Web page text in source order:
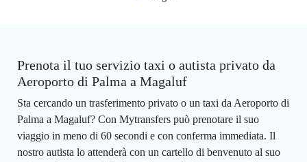
Prenota il tuo servizio taxi o autista privato da
Aeroporto di Palma a Magaluf
Sta cercando un trasferimento privato o un taxi da Aeroporto di
Palma a Magaluf? Con Mytransfers può prenotare il suo
viaggio in meno di 60 secondi e con conferma immediata. Il
nostro autista lo attenderà con un cartello di benvenuto al suo